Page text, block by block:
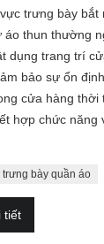
trưng bày
áo thun thường
dụng trang trí
bảo sự ổn
cửa hàng
hợp chức
trưng bày quần áo
tiết